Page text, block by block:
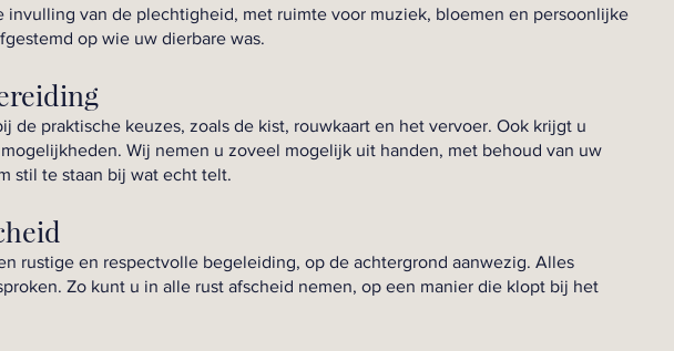
invulling van de plechtigheid, met ruimte voor muziek, bloemen en persoonlijke
op wie uw dierbare was.
de praktische keuzes, zoals de kist, rouwkaart en het vervoer. Ook krijgt u
Wij nemen u zoveel mogelijk uit handen, met behoud van uw
stil te staan bij wat echt telt.
rustige en respectvolle begeleiding, op de achtergrond aanwezig. Alles
Zo kunt u in alle rust afscheid nemen, op een manier die klopt bij het